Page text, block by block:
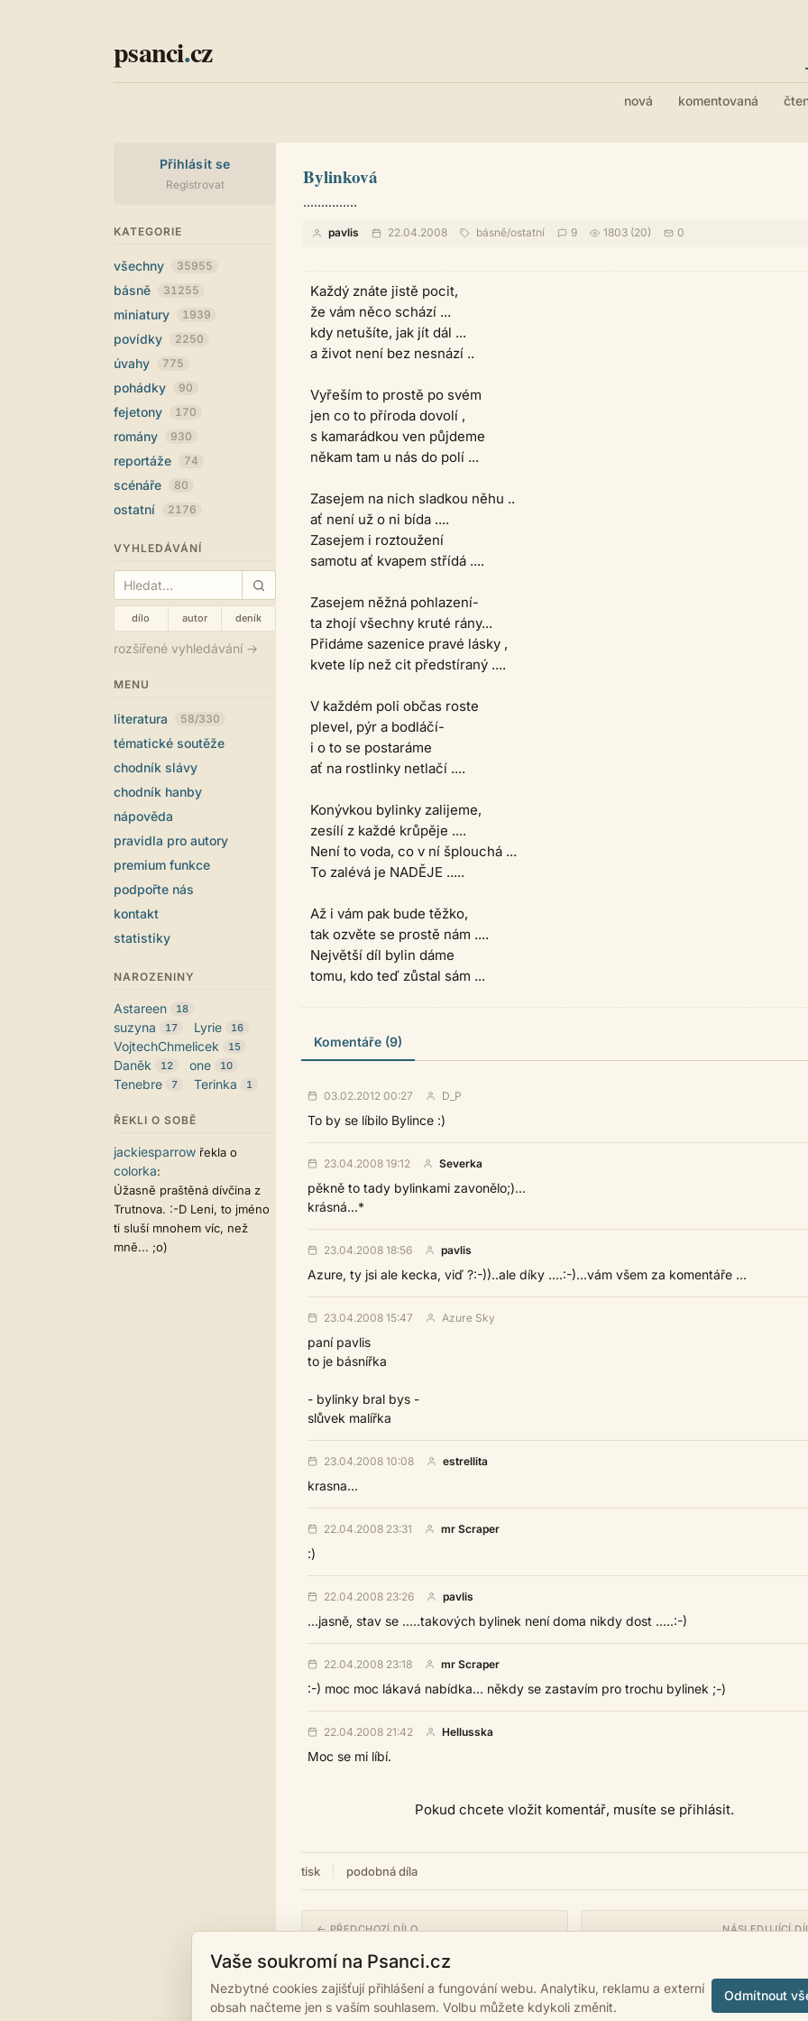
psanci.cz
nová komentovaná
Přihlásit se
Registrovat
KATEGORIE
všechny 35955
básně 31255
miniatury 1939
povídky 2250
úvahy 775
pohádky 90
fejetony 170
romány 930
reportáže 74
scénáře 80
ostatní 2176
VYHLEDÁVÁNÍ
dílo autor deník
rozšířené vyhledávání →
MENU
literatura 58/330
tématické soutěže
chodník slávy
chodník hanby
nápověda
pravidla pro autory
premium funkce
podpořte nás
kontakt
statistiky
NAROZENINY
Astareen 18
suzyna 17 Lyrie 16
VojtechChmelicek 15
Daněk 12 one 10
Tenebre 7 Terinka 1
ŘEKLI O SOBĚ
jackiesparrow řekla o
colorka:
Úžasně praštěná dívčina z
Trutnova. :-D Leni, to jméno
ti sluší mnohem víc, než
mně... ;o)
Bylinková
...............
pavlis 22.04.2008 básně/ostatní 9 1803 (20) 0
Každý znáte jistě pocit,
že vám něco schází ...
kdy netušíte, jak jít dál ...
a život není bez nesnází ..
Vyřeším to prostě po svém
jen co to příroda dovolí ,
s kamarádkou ven půjdeme
někam tam u nás do polí ...
Zasejem na nich sladkou něhu ..
ať není už o ni bída ....
Zasejem i roztoužení
samotu ať kvapem střídá ....
Zasejem něžná pohlazení-
ta zhojí všechny kruté rány...
Přidáme sazenice pravé lásky ,
kvete líp než cit předstíraný ....
V každém poli občas roste
plevel, pýr a bodláčí-
i o to se postaráme
ať na rostlinky netlačí ....
Konývkou bylinky zalijeme,
zesílí z každé krůpěje ....
Není to voda, co v ní šplouchá ...
To zalévá je NADĚJE .....
Až i vám pak bude těžko,
tak ozvěte se prostě nám ....
Největší díl bylin dáme
tomu, kdo teď zůstal sám ...
Komentáře (9)
03.02.2012 00:27 D_P
To by se líbilo Bylince :)
23.04.2008 19:12 Severka
pěkně to tady bylinkami zavonělo;)...
krásná...*
23.04.2008 18:56 pavlis
Azure, ty jsi ale kecka, viď ?:-))..ale díky ....:-)...vám všem za komentáře ...
23.04.2008 15:47 Azure Sky
paní pavlis
to je básnířka
- bylinky bral bys -
slůvek malířka
23.04.2008 10:08 estrellita
krasna...
22.04.2008 23:31 mr Scraper
:)
22.04.2008 23:26 pavlis
...jasně, stav se .....takových bylinek není doma nikdy dost .....:-)
22.04.2008 23:18 mr Scraper
:-) moc moc lákavá nabídka... někdy se zastavím pro trochu bylinek ;-)
22.04.2008 21:42 Hellusska
Moc se mi líbí.
Pokud chcete vložit komentář, musíte se přihlásit.
tisk podobná díla
← PŘEDCHOZÍ DÍLO NÁSLEDUJÍCÍ
Vaše soukromí na Psanci.cz
Nezbytné cookies zajišťují přihlášení a fungování webu. Analytiku, reklamu a externí
obsah načteme jen s vaším souhlasem. Volbu můžete kdykoli změnit.
Odmítnout